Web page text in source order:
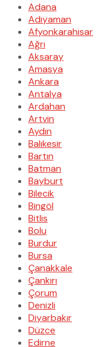
Adana
Adıyaman
Afyonkarahisar
Ağrı
Aksaray
Amasya
Ankara
Antalya
Ardahan
Artvin
Aydın
Balıkesir
Bartın
Batman
Bayburt
Bilecik
Bingöl
Bitlis
Bolu
Burdur
Bursa
Çanakkale
Çankırı
Çorum
Denizli
Diyarbakır
Düzce
Edirne